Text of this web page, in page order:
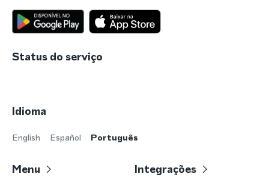
Status do serviço
Idioma
English Español Português
Menu Integrações